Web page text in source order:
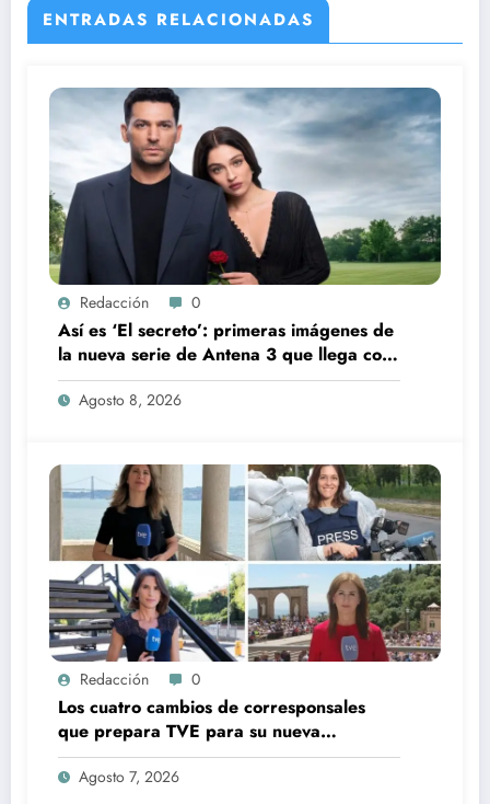
ENTRADAS RELACIONADAS
Redacción 0
Así es ‘El secreto’: primeras imágenes de
la nueva serie de Antena 3 que llega con
una verdad brutal
Agosto 8, 2026
Redacción 0
Los cuatro cambios de corresponsales
que prepara TVE para su nueva
temporada
Agosto 7, 2026